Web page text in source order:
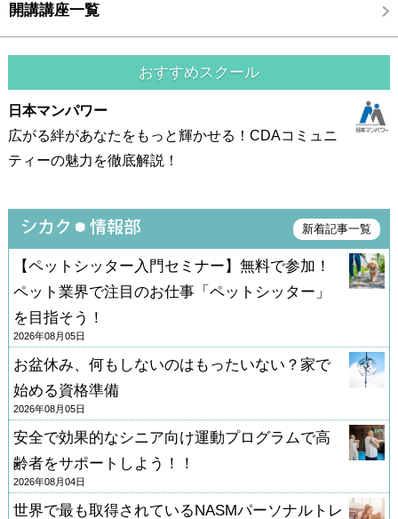
開講講座一覧
おすすめスクール
日本マンパワー
広がる絆があなたをもっと輝かせる！CDAコミュニ
ティーの魅力を徹底解説！
新着記事一覧
【ペットシッター入門セミナー】無料で参加！
ペット業界で注目のお仕事「ペットシッター」
を目指そう！
2026年08月05日
お盆休み、何もしないのはもったいない？家で
始める資格準備
2026年08月05日
安全で効果的なシニア向け運動プログラムで高
齢者をサポートしよう！！
2026年08月04日
世界で最も取得されているNASMパーソナルトレ